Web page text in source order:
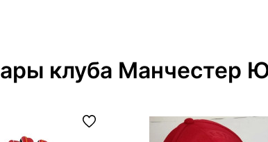
клуба Манчестер